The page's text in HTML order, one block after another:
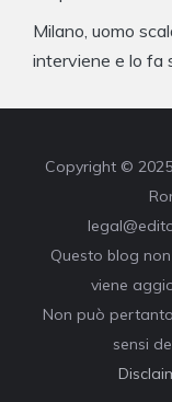
Milano, uomo
interviene e lo fa
Copyright ©
Questo blog
viene
Non può
sensi